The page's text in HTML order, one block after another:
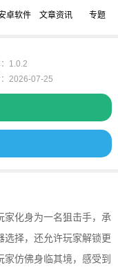
卓软件 文章资讯 专题
1.0.2
：2026-07-25
家化身为一名狙击手，承
选择，还允许玩家解锁更
仿佛身临其境，感受到